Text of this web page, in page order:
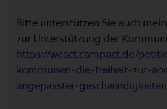
Bitte unterstützen Sie auch
zur Unterstützung der
https://weact.campact.de/
kommunen-die-freiheit-zur-
angepasster-